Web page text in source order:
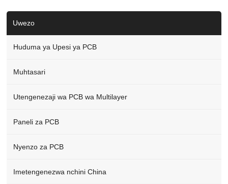
Uwezo
Huduma ya Upesi ya PCB
Muhtasari
Utengenezaji wa PCB wa Multilayer
Paneli za PCB
Nyenzo za PCB
Imetengenezwa nchini China